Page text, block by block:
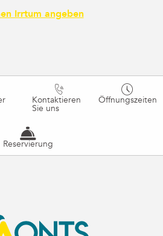
Irrtum angeben
Kontaktieren
Sie uns
Öffnungszeiten
Reservierung